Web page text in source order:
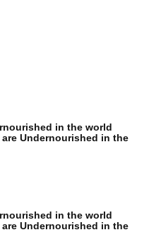
in the world
Undernourished in the
in the world
Undernourished in the